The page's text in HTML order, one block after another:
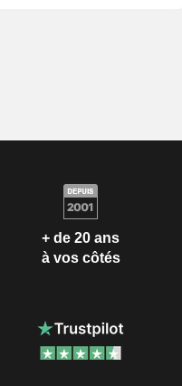
+ de 20 ans
à vos côtés